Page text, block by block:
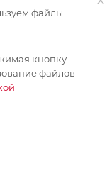
файлы
кнопку
файлов